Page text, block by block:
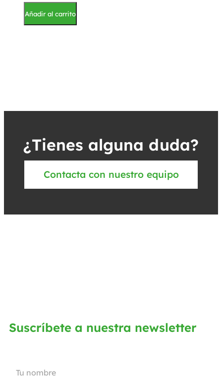
Añadir al carrito
¿Tienes alguna duda?
Contacta con nuestro equipo
Suscríbete a nuestra newsletter